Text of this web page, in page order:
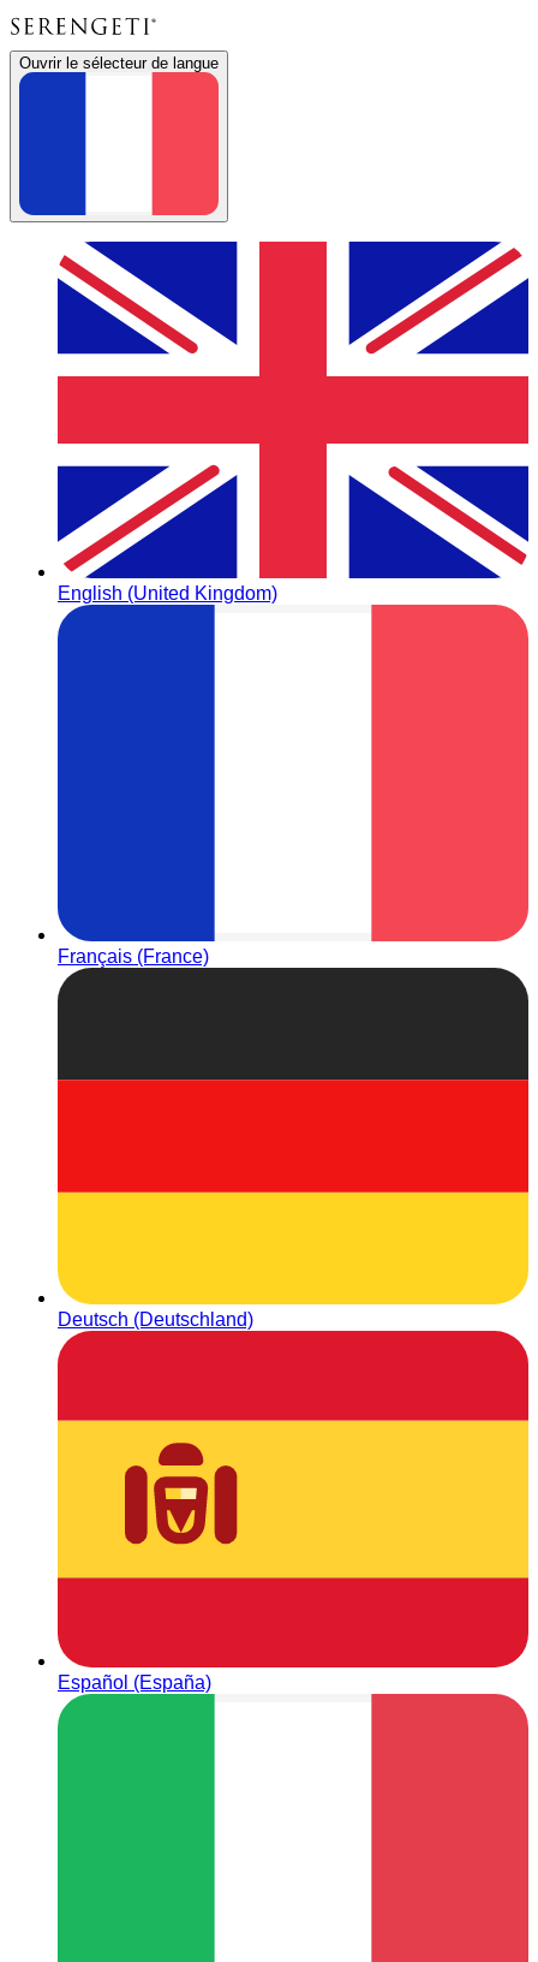
Ouvrir le sélecteur de langue
English (United Kingdom)
Français (France)
Deutsch (Deutschland)
Español (España)